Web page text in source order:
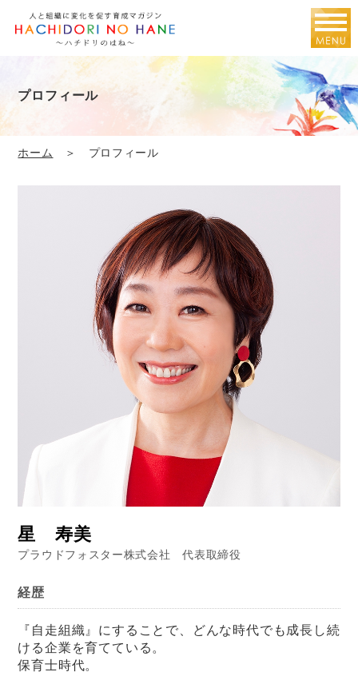
プロフィール
ホーム ＞ プロフィール
星 寿美
プラウドフォスター株式会社 代表取締役
経歴
『自走組織』にすることで、どんな時代でも成長し続
ける企業を育てている。
保育士時代。